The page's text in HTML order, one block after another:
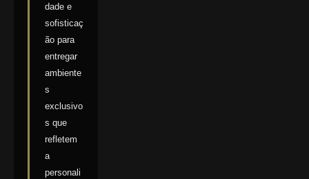
dade e
sofisticaç
ão para
entregar
ambiente
s
exclusivo
s que
refletem
a
personali